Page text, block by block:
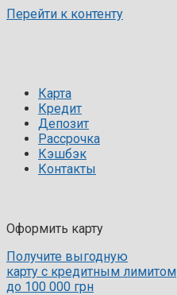
Перейти к контенту
Карта
Кредит
Депозит
Рассрочка
Кэшбэк
Контакты
Оформить карту
Получите выгодную
карту с кредитным лимитом
до 100 000 грн